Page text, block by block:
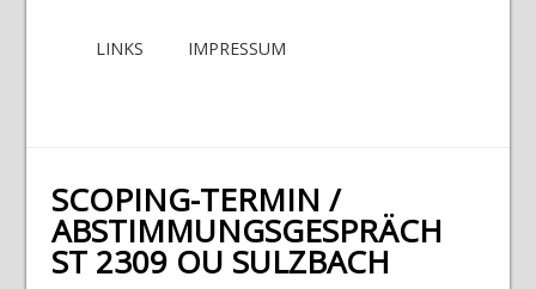
LINKS IMPRESSUM
SCOPING-TERMIN /
ABSTIMMUNGSGESPRÄCH
ST 2309 OU SULZBACH